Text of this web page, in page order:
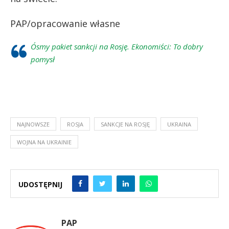
PAP/opracowanie własne
Ósmy pakiet sankcji na Rosję. Ekonomiści: To dobry
pomysł
NAJNOWSZE ROSJA SANKCJE NA ROSJĘ UKRAINA
WOJNA NA UKRAINIE
UDOSTĘPNIJ
PAP